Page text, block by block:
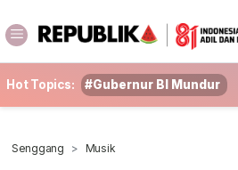
Hot Topics: #Gubernur BI Mundur
Senggang Musik